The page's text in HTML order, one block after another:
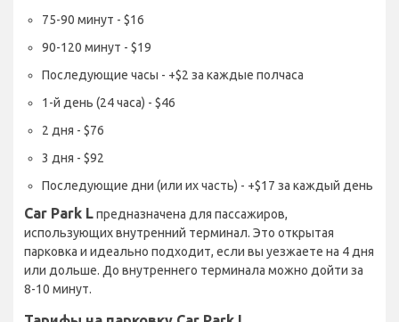
75-90 минут - $16
90-120 минут - $19
Последующие часы - +$2 за каждые полчаса
1-й день (24 часа) - $46
2 дня - $76
3 дня - $92
Последующие дни (или их часть) - +$17 за каждый день
Car Park Lпредназначена для пассажиров,
использующих внутренний терминал. Это открытая
парковка и идеально подходит, если вы уезжаете на 4 дня
или дольше. До внутреннего терминала можно дойти за
8-10 минут.